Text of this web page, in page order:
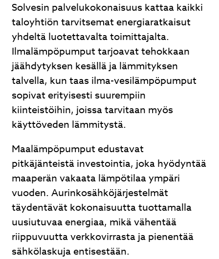
Solvesin palvelukokonaisuus kattaa kaikki
taloyhtiön tarvitsemat energiaratkaisut
yhdeltä luotettavalta toimittajalta.
Ilmalämpöpumput tarjoavat tehokkaan
jäähdytyksen kesällä ja lämmityksen
talvella, kun taas ilma-vesilämpöpumput
sopivat erityisesti suurempiin
kiinteistöihin, joissa tarvitaan myös
käyttöveden lämmitystä.
Maalämpöpumput edustavat
pitkäjänteistä investointia, joka hyödyntää
maaperän vakaata lämpötilaa ympäri
vuoden. Aurinkosähköjärjestelmät
täydentävät kokonaisuutta tuottamalla
uusiutuvaa energiaa, mikä vähentää
riippuvuutta verkkovirrasta ja pienentää
sähkölaskuja entisestään.